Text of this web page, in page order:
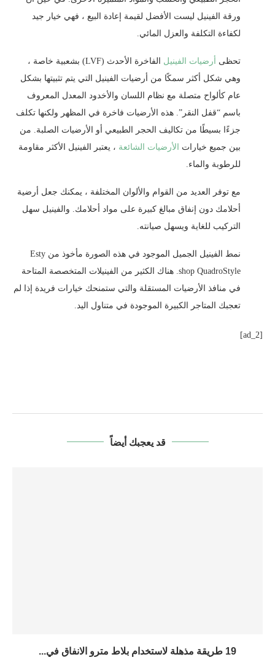
ورقة الفينيل ليست الأفضل لقيمة إعادة البيع ، فهي خيار جيد
لكفاءة التكلفة والعزل المائي.
تحظى أرضيات الفينيل
الفاخرة الأحدث (LVF) بشعبية خاصة ،
وهي شكل أكثر سمكًا من أرضيات الفينيل التي يتم تثبيتها بشكل
عام كألواح متصلة مع نظام اللسان والأخدود المعدل المعروف
باسم “قفل النقر”. هذه الأرضيات فاخرة في المظهر ولكنها تكلف
جزءًا بسيطًا من تكاليف الحجر الطبيعي أو الأرضيات الصلبة. من
بين جميع خيارات الأرضيات الشائعة ، يعتبر الفينيل الأكثر مقاومة
للرطوبة والماء.
مع توفر العديد من القوام والألوان المختلفة ، يمكنك جعل أرضية
أحلامك دون إنفاق مبالغ كبيرة على مواد أحلامك. والفينيل سهل
التركيب للغاية ويسهل صيانته.
نمط الفينيل الجميل الموجود في هذه الصورة مأخوذ من Esty
shop QuadroStyle. هناك الكثير من الفينيلات المتخصصة المتاحة
في منافذ الأرضيات المستقلة والتي ستمنحك خيارات فريدة إذا لم
تعجبك المتاجر الكبيرة الموجودة في متناول اليد.
[ad_2]
قد يعجبك أيضاً
19 طريقة مذهلة لاستخدام بلاط مترو الانفاق في...